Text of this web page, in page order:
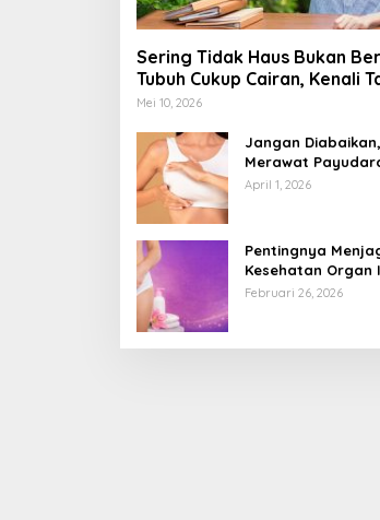
Sering Tidak Haus Bukan
Tubuh Cukup Cairan, Kenali
Dehidrasi Ringan
Mei 10, 2026
Jangan
Merawat
Tetap Sehat dan
April 1, 2026
Pentingnya
Kesehatan Organ
Wanita, Ini 3 Cara
Februari 26, 2026